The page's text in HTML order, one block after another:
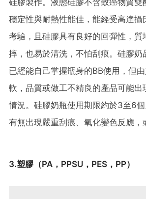
穩定性與耐熱性能佳，能經受高達
考驗，且硅膠具有良好的回彈性，質
摔，也易於清洗，不怕刮痕。硅膠奶
已經能自己掌握瓶身的BB使用，但
軟，品質或做工不精良的產品可能出
情況。硅膠奶瓶使用期限約於3至6
有無出現嚴重刮痕、氧化變色反應，
3.塑膠（PA，PPSU，PES，PP）